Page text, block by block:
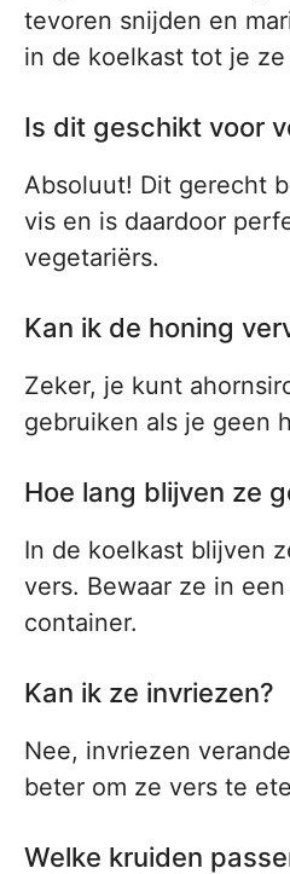
tevoren snijden en
in de koelkast tot je
Is dit geschikt voor
Absoluut! Dit gerecht
vis en is daardoor
vegetariërs.
Kan ik de honing
Zeker, je kunt
gebruiken als je geen
Hoe lang blijven ze
In de koelkast blijven
vers. Bewaar ze in
container.
Kan ik ze invriezen?
Nee, invriezen
beter om ze vers te
Welke kruiden